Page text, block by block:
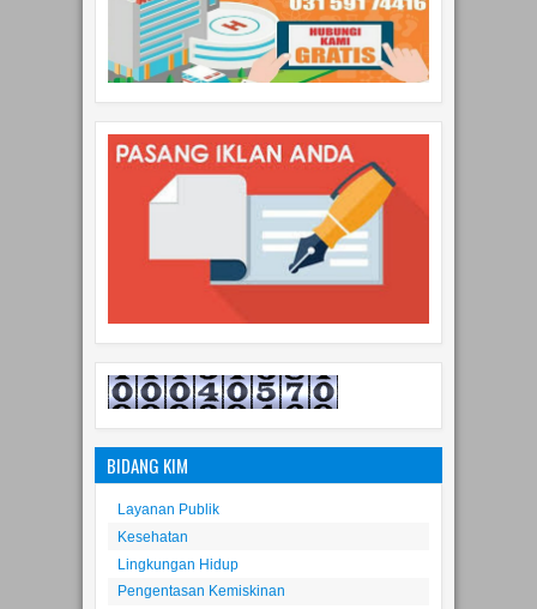
BIDANG KIM
Layanan Publik
Kesehatan
Lingkungan Hidup
Pengentasan Kemiskinan